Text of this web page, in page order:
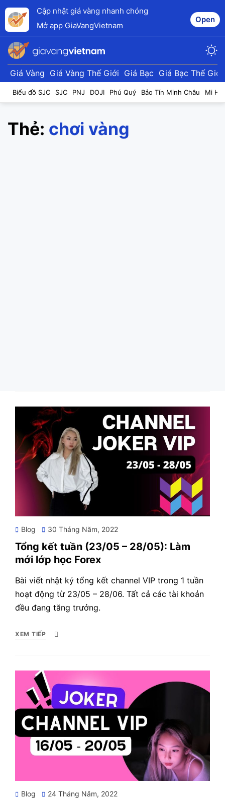
Cập nhật giá vàng nhanh chóng
Mở app GiaVangVietnam
Open
Giá Vàng Giá Vàng Thế Giới Giá Bạc Giá Bạc Thế Giới
Biểu đồ SJC SJC PNJ DOJI Phú Quý Bảo Tín Minh Châu Mi
Thẻ: chơi vàng
Blog
Posted
30 Tháng Năm, 2022
Tổng kết tuần (23/05 – 28/05): Làm
mới lớp học Forex
Bài viết nhật ký tổng kết channel VIP trong 1 tuần
hoạt động từ 23/05 – 28/06. Tất cả các tài khoản
đều đang tăng trưởng.
XEM TIẾP
Blog
Posted
24 Tháng Năm, 2022